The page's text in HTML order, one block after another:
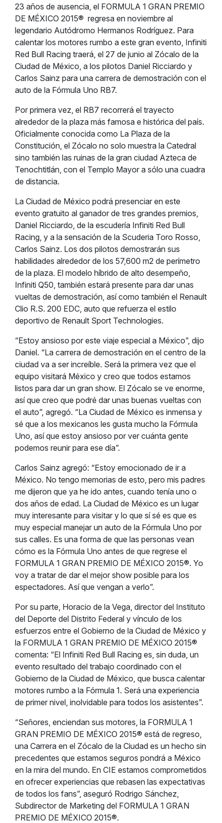
23 años de ausencia, el FORMULA 1 GRAN PREMIO
DE MÉXICO 2015® regresa en noviembre al
legendario Autódromo Hermanos Rodríguez. Para
calentar los motores rumbo a este gran evento, Infiniti
Red Bull Racing traerá, el 27 de junio al Zócalo de la
Ciudad de México, a los pilotos Daniel Ricciardo y
Carlos Sainz para una carrera de demostración con el
auto de la Fórmula Uno RB7.
Por primera vez, el RB7 recorrerá el trayecto
alrededor de la plaza más famosa e histórica del país.
Oficialmente conocida como La Plaza de la
Constitución, el Zócalo no solo muestra la Catedral
sino también las ruinas de la gran ciudad Azteca de
Tenochtitlán, con el Templo Mayor a sólo una cuadra
de distancia.
La Ciudad de México podrá presenciar en este
evento gratuito al ganador de tres grandes premios,
Daniel Ricciardo, de la escudería Infiniti Red Bull
Racing, y a la sensación de la Scuderia Toro Rosso,
Carlos Sainz. Los dos pilotos demostrarán sus
habilidades alrededor de los 57,600 m2 de perímetro
de la plaza. El modelo híbrido de alto desempeño,
Infiniti Q50, también estará presente para dar unas
vueltas de demostración, así como también el Renault
Clio R.S. 200 EDC, auto que refuerza el estilo
deportivo de Renault Sport Technologies.
“Estoy ansioso por este viaje especial a México”, dijo
Daniel. “La carrera de demostración en el centro de la
ciudad va a ser increíble. Será la primera vez que el
equipo visitará México y creo que todos estamos
listos para dar un gran show. El Zócalo se ve enorme,
así que creo que podré dar unas buenas vueltas con
el auto”, agregó. “La Ciudad de México es inmensa y
sé que a los mexicanos les gusta mucho la Fórmula
Uno, así que estoy ansioso por ver cuánta gente
podemos reunir para ese día”.
Carlos Sainz agregó: “Estoy emocionado de ir a
México. No tengo memorias de esto, pero mis padres
me dijeron que ya he ido antes, cuando tenía uno o
dos años de edad. La Ciudad de México es un lugar
muy interesante para visitar y lo que sí sé es que es
muy especial manejar un auto de la Fórmula Uno por
sus calles. Es una forma de que las personas vean
cómo es la Fórmula Uno antes de que regrese el
FORMULA 1 GRAN PREMIO DE MÉXICO 2015®. Yo
voy a tratar de dar el mejor show posible para los
espectadores. Así que vengan a verlo”.
Por su parte, Horacio de la Vega, director del Instituto
del Deporte del Distrito Federal y vínculo de los
esfuerzos entre el Gobierno de la Ciudad de México y
la FORMULA 1 GRAN PREMIO DE MÉXICO 2015®
comenta: “El Infiniti Red Bull Racing es, sin duda, un
evento resultado del trabajo coordinado con el
Gobierno de la Ciudad de México, que busca calentar
motores rumbo a la Fórmula 1. Será una experiencia
de primer nivel, inolvidable para todos los asistentes”.
“Señores, enciendan sus motores, la FORMULA 1
GRAN PREMIO DE MÉXICO 2015® está de regreso,
una Carrera en el Zócalo de la Ciudad es un hecho sin
precedentes que estamos seguros pondrá a México
en la mira del mundo. En CIE estamos comprometidos
en ofrecer experiencias que rebasen las expectativas
de todos los fans”, aseguró Rodrigo Sánchez,
Subdirector de Marketing del FORMULA 1 GRAN
PREMIO DE MÉXICO 2015®.